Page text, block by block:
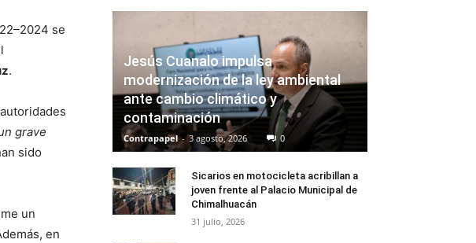
se
.
grave
sido
un
en
Jesús Cuanalo impulsa
modernización de la ley ambiental
ante cambio climático y
contaminación
Contrapapel - 3 agosto, 2026 0
Sicarios en motocicleta acribillan a
joven frente al Palacio Municipal de
Chimalhuacán
31 julio, 2026